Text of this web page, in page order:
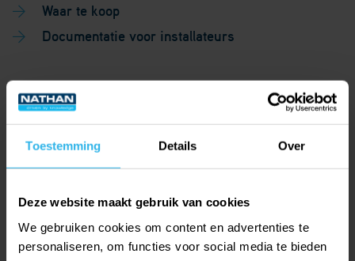
Toestemming Details Over
Deze website maakt gebruik van cookies
We gebruiken cookies om content en advertenties te
personaliseren, om functies voor social media te bieden
Waar te koop
Documentatie voor installateurs
Technische details
Kunststof
(vervallen)
Kwaliteitsklasse binnenlaag